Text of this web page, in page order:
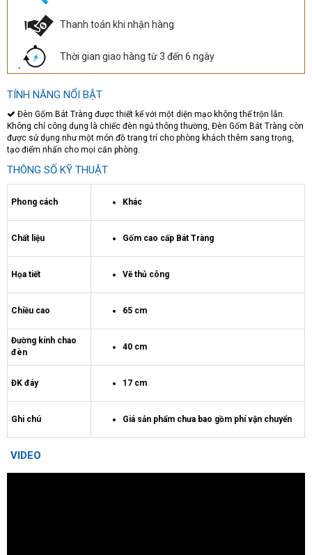
Thanh toán khi nhận hàng
Thời gian giao hàng từ 3 đến 6 ngày
TÍNH NĂNG NỔI BẬT
Đèn Gốm Bát Tràng được thiết kế với một diện mạo không thể trộn lẫn.
Không chỉ công dụng là chiếc đèn ngủ thông thường, Đèn Gốm Bát Tràng còn
được sử dụng như một món đồ trang trí cho phòng khách thêm sang trọng,
tạo điểm nhấn cho mọi căn phòng.
THÔNG SỐ KỸ THUẬT
Phong cách Khác
Chất liệu Gốm cao cấp Bát Tràng
Họa tiết Vẽ thủ công
Chiều cao 65 cm
Đường kính chao
đèn
40 cm
ĐK đáy 17 cm
Ghi chú Giá sản phẩm chưa bao gồm phí vận chuyển
VIDEO